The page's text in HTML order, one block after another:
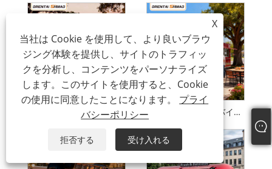
アイスクリームトレーラー ストリートフード モバイルケータリング フードトレーラー フードトラック コーヒーカート モバイルコーヒートレーラー 密閉型電動カート レストランケータリング食品トレーラー ビジネスフードトラック
X
当社は Cookie を使用して、より良いブラウ
ジング体験を提供し、サイトのトラフィッ
クを分析し、コンテンツをパーソナライズ
します。このサイトを使用すると、Cookie
の使用に同意したことになります。 プライ
バシーポリシー
拒否する 受け入れる